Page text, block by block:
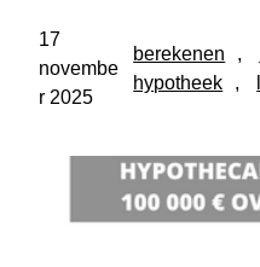
17
novembe
r 2025
berekenen ,
hypotheek
,